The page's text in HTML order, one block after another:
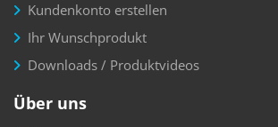
Kundenkonto erstellen
Ihr Wunschprodukt
Downloads / Produktvideos
Über uns